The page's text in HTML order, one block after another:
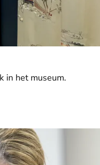
in het museum.